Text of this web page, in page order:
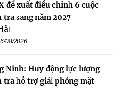
đề xuất điều chỉnh 6 cuộc
tra sang năm 2027
08/2026
Ninh: Huy động lực lượng
tra hỗ trợ giải phóng mặt